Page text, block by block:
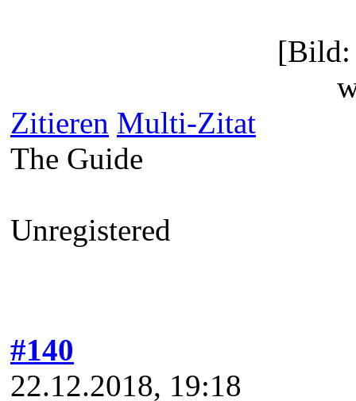
Zitieren Multi-Zitat
The Guide
Unregistered
#140
22.12.2018, 19:18